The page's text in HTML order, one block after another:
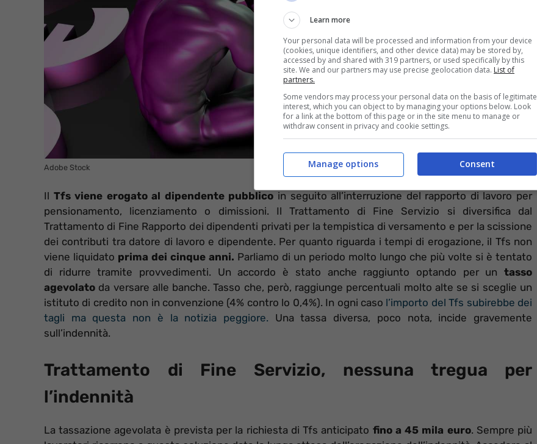
Adobe Stock
Il Tfs viene erogato al dipendente pubblico in seguito all’interruzione del rapporto di lavoro per
pensionamento, licenziamento o dimissioni. Il Trattamento di Fine Servizio si diversifica dal
Trattamento di Fine Rapporto dei dipendenti privati per la tempistica di versamento e per la scissione
dei contributi tra datore di lavoro e dipendente. Per quanto riguarda i tempi di erogazione, il Tfs non
viene liquidato prima dei cinque anni. Parliamo di un periodo molto lungo che più volte si è tentato
di ridurre tramite provvedimenti. Un accordo è stato anche raggiunto optando per un tasso
agevolato da versare alle banche. Tasso che, però, raggiunge percentuali molto alte se si sceglie un
istituto di credito non in convenzione (4% contro lo 0,4%). In ogni caso l’importo del Tfs subirebbe dei
tagli ma questa non è la notizia peggiore. Una tassa diversa, poco nota, incide gravemente
sull’indennità.
Trattamento di Fine Servizio, nessuna tregua per
l’indennità
La tassazione agevolata è prevista per la richiesta di Tfs anticipato fino a 45 mila euro. Sempre più
Learn more
Your personal data will be processed and information from your device
(cookies, unique identifiers, and other device data) may be stored by,
accessed by and shared with 319 partners, or used specifically by this
site. We and our partners may use precise geolocation data. List of
partners.
Some vendors may process your personal data on the basis of legitimate
interest, which you can object to by managing your options below. Look
for a link at the bottom of this page or in the site menu to manage or
withdraw consent in privacy and cookie settings.
Consent
Manage options